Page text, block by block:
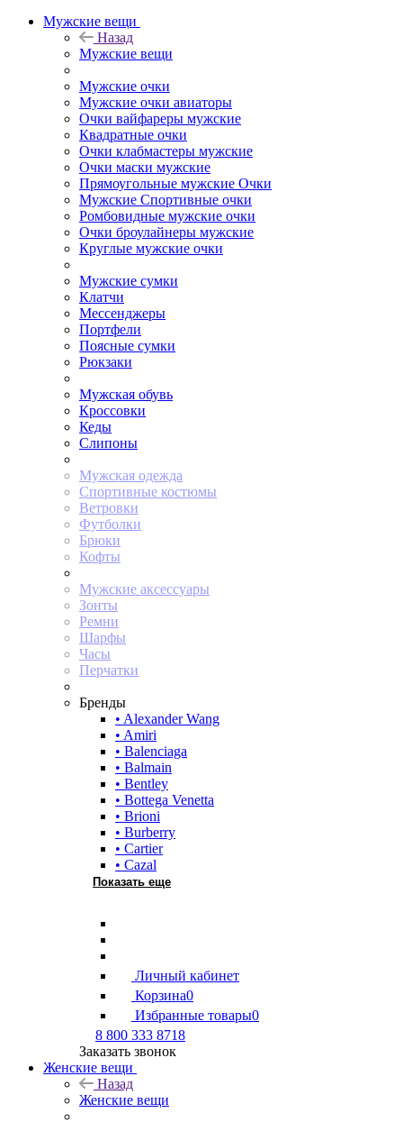
Мужские вещи
Назад
Мужские вещи
Мужские очки
Мужские очки авиаторы
Очки вайфареры мужские
Квадратные очки
Очки клабмастеры мужские
Очки маски мужские
Прямоугольные мужские Очки
Мужские Спортивные очки
Ромбовидные мужские очки
Очки броулайнеры мужские
Круглые мужские очки
Мужские сумки
Клатчи
Мессенджеры
Портфели
Поясные сумки
Рюкзаки
Мужская обувь
Кроссовки
Кеды
Слипоны
Мужская одежда
Спортивные костюмы
Ветровки
Футболки
Брюки
Кофты
Мужские аксессуары
Зонты
Ремни
Шарфы
Часы
Перчатки
Бренды
• Alexander Wang
• Amiri
• Balenciaga
• Balmain
• Bentley
• Bottega Venetta
• Brioni
• Burberry
• Cartier
• Cazal
Показать еще
Личный кабинет
Корзина0
Избранные товары0
8 800 333 8718
Заказать звонок
Женские вещи
Назад
Женские вещи